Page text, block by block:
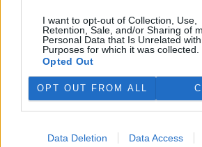
I want to opt-out of Collection, Use,
Retention, Sale, and/or Sharing of
Personal Data that Is Unrelated
Purposes for which it was collected.
Opted Out
OPT OUT FROM ALL
Data Deletion Data Access
Povodí Labe. Organizace ale požadavek
dělala už v červnu a další zásah v tuto chvíli
Červený chce peníze ušetřené za
obcím podle původní dohody
5.8.2026 01:29 (ČTK)
Ministr